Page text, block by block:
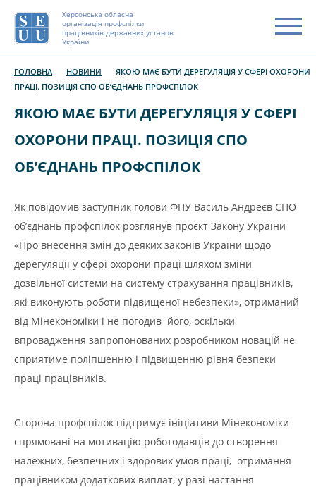
Херсонська обласна
організація профспілки
працівників державних установ
України
ГОЛОВНА НОВИНИ
ЯКОЮ МАЄ БУТИ ДЕРЕГУЛЯЦІЯ У СФЕРІ ОХОРОНИ
ПРАЦІ. ПОЗИЦІЯ СПО ОБ’ЄДНАНЬ ПРОФСПІЛОК
ЯКОЮ МАЄ БУТИ ДЕРЕГУЛЯЦІЯ У СФЕРІ
ОХОРОНИ ПРАЦІ. ПОЗИЦІЯ СПО
ОБ’ЄДНАНЬ ПРОФСПІЛОК
Як повідомив заступник голови ФПУ Василь Андреєв СПО
об’єднань профспілок розглянув проєкт Закону України
«Про внесення змін до деяких законів України щодо
дерегуляції у сфері охорони праці шляхом зміни
дозвільної системи на систему страхування працівників,
які виконують роботи підвищеної небезпеки», отриманий
від Мінекономіки і не погодив його, оскільки
впровадження запропонованих розробником новацій не
сприятиме поліпшенню і підвищенню рівня безпеки
праці працівників.
Сторона профспілок підтримує ініціативи Мінекономіки
спрямовані на мотивацію роботодавців до створення
належних, безпечних і здорових умов праці, отримання
працівником додаткових виплат, у разі настання